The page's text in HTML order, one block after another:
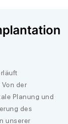
Von der
Planung und
des
unserer